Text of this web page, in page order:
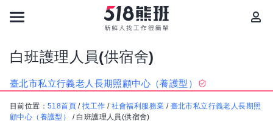
白班護理人員(供宿舍)
臺北市私立行義老人長期照顧中心（養護型）
目前位置： 518首頁 /找工作 / 社會福利服務業 / 臺北市私立行義老人長期照
顧中心（養護型）
/ 白班護理人員(供宿舍)